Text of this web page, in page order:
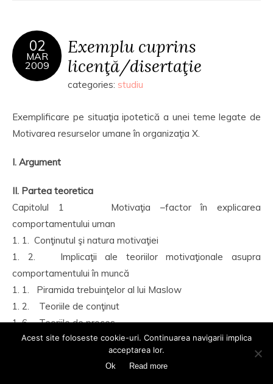
02
MAR
2009
Exemplu cuprins
licenţă/disertaţie
categories: studiu
Exemplificare pe situaţia ipotetică a unei teme legate de
Motivarea resurselor umane în organizaţia X.
I. Argument
II. Partea teoretica
Capitolul 1 Motivaţia –factor în explicarea
comportamentului uman
1. 1. Conţinutul şi natura motivaţiei
1. 2. Implicaţii ale teoriilor motivaţionale asupra
comportamentului în muncă
1. 1. Piramida trebuinţelor al lui Maslow
1. 2. Teoriile de conţinut
1. 6. Teoriile de proces
1. 7. Factorii cognitivi ca variabile explicative ale
1. 3. Structura motivaţională
Acest site foloseste cookie-uri. Continuarea navigarii implica
acceptarea lor.
Ok Read more